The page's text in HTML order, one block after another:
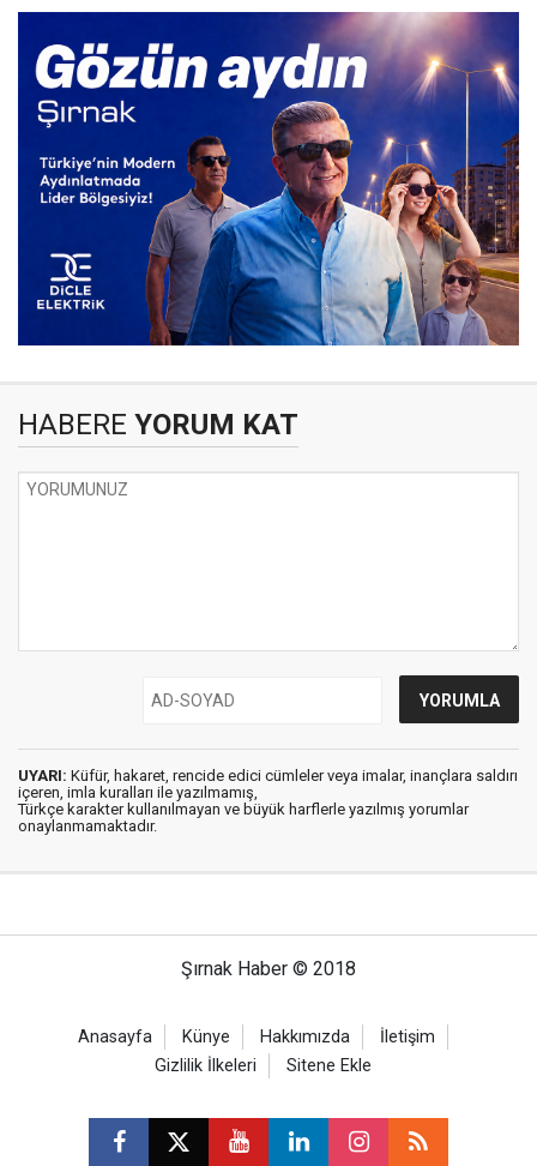
HABERE YORUM KAT
UYARI: Küfür, hakaret, rencide edici cümleler veya imalar, inançlara saldırı
içeren, imla kuralları ile yazılmamış,
Türkçe karakter kullanılmayan ve büyük harflerle yazılmış yorumlar
onaylanmamaktadır.
Şırnak Haber © 2018
Anasayfa Künye Hakkımızda
İletişim
Gizlilik İlkeleri
Sitene Ekle